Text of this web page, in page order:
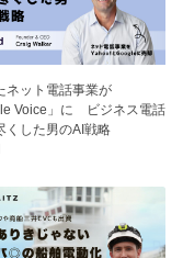
ネット電話事業が
Voice」に ビジネス電話
くした男のAI戦略